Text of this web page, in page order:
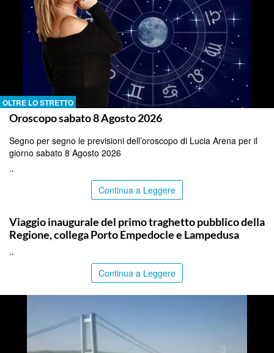
OLTRE LO STRETTO
Oroscopo sabato 8 Agosto 2026
Segno per segno le previsioni dell’oroscopo di Lucia Arena per il
giorno sabato 8 Agosto 2026
..
Continua a Leggere
Viaggio inaugurale del primo traghetto pubblico della
Regione, collega Porto Empedocle e Lampedusa
..
Continua a Leggere